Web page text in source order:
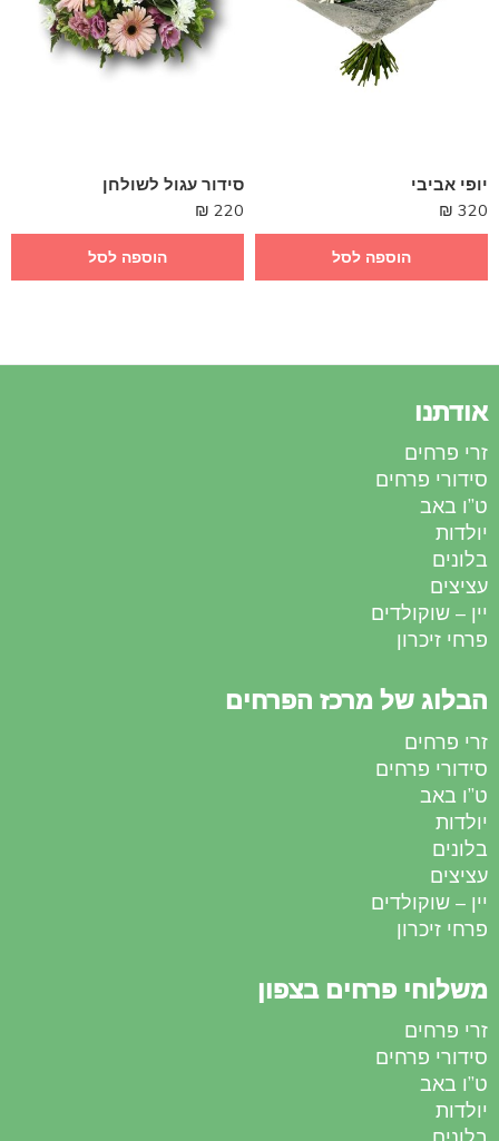
יופי אביבי
320
₪
הוספה לסל
סידור עגול לשולחן
220
₪
הוספה לסל
אודתנו
זרי פרחים
סידורי פרחים
ט”ו באב
יולדות
בלונים
עציצים
יין – שוקולדים
פרחי זיכרון
הבלוג של מרכז הפרחים
זרי פרחים
סידורי פרחים
ט”ו באב
יולדות
בלונים
עציצים
יין – שוקולדים
פרחי זיכרון
משלוחי פרחים בצפון
זרי פרחים
סידורי פרחים
ט”ו באב
יולדות